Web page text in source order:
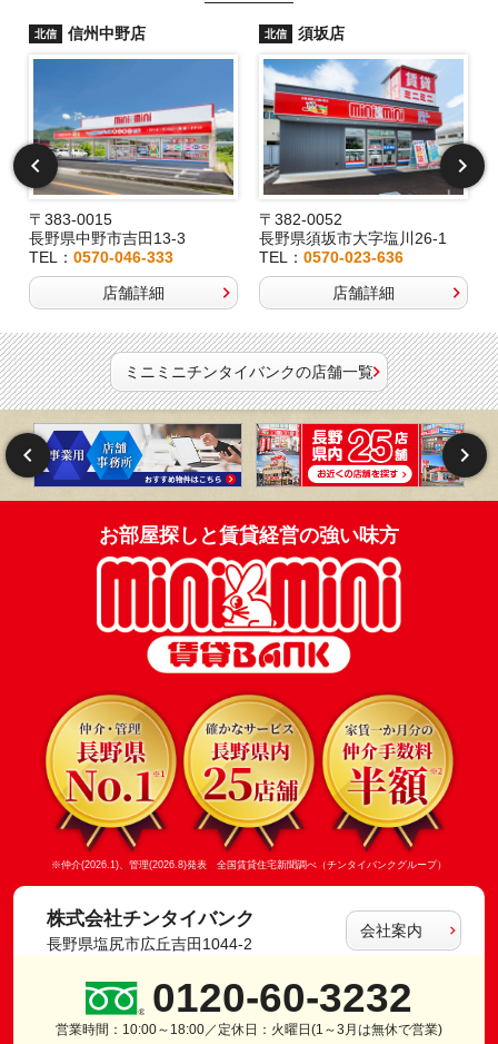
北信 信州中野店
〒383-0015
長野県中野市吉田13-3
TEL： 0570-046-333
店舗詳細
北信 須坂店
〒382-0052
長野県須坂市大字塩川26-1
TEL：0570-023-636
店舗詳細
ミニミニチンタイバンクの店舗一覧
お部屋探しと賃貸経営の強い味方
※仲介(2026.1)、管理(2026.8)発表 全国賃貸住宅新聞調べ（チンタイバンクグループ）
株式会社チンタイバンク
長野県塩尻市広丘吉田1044-2
会社案内
0120-60-3232
営業時間：10:00～18:00／定休日：火曜日(1～3月は無休で営業)